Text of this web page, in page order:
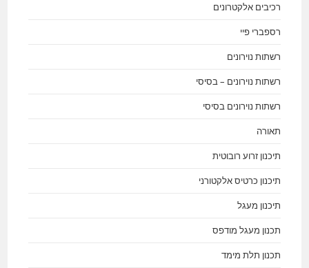
רכיבים אלקטרונים
רספברי פיי
רשתות נוירונים
רשתות נוירונים – בסיסי
רשתות נוירונים בסיסי
תאורה
תיכנון זרוע רובוטית
תיכנון כרטיס אלקטורני
תיכנון מעגל
תכנון מעגל מודפס
תכנון תלת מימד